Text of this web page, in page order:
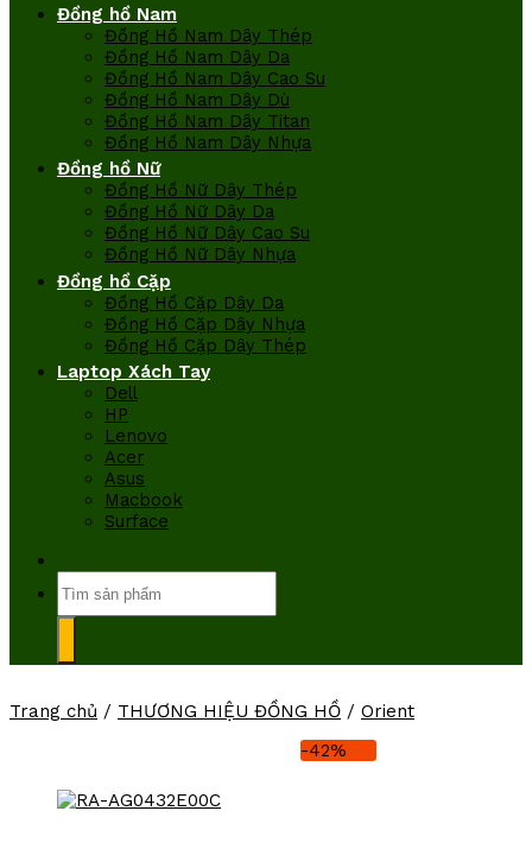
Đồng hồ Nam
Đồng Hồ Nam Dây Thép
Đồng Hồ Nam Dây Da
Đồng Hồ Nam Dây Cao Su
Đồng Hồ Nam Dây Dù
Đồng Hồ Nam Dây Titan
Đồng Hồ Nam Dây Nhựa
Đồng hồ Nữ
Đồng Hồ Nữ Dây Thép
Đồng Hồ Nữ Dây Da
Đồng Hồ Nữ Dây Cao Su
Đồng Hồ Nữ Dây Nhựa
Đồng hồ Cặp
Đồng Hồ Cặp Dây Da
Đồng Hồ Cặp Dây Nhựa
Đồng Hồ Cặp Dây Thép
Laptop Xách Tay
Dell
HP
Lenovo
Acer
Asus
Macbook
Surface
kiếm:
Trang chủ / THƯƠNG HIỆU ĐỒNG HỒ / Orient
-42%